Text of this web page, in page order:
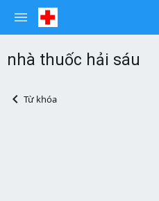
nhà thuốc hải sáu
Từ khóa